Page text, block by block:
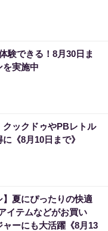
験できる！8月30日ま
を実施中
クックドゥやPBレトル
《8月10日まで》
】夏にぴったりの快適
イテムなどがお買い
ーにも大活躍《8月13